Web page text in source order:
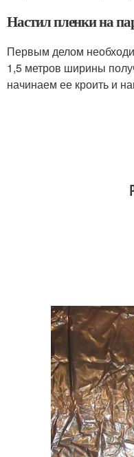
Настил пленки на
Первым делом
1,5 метров ширины
начинаем ее кроить и